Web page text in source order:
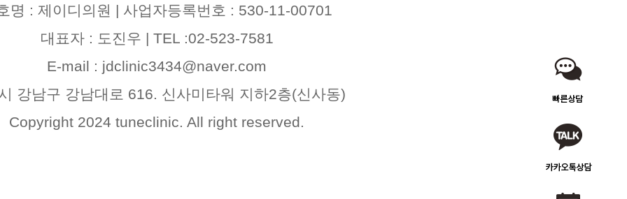
명 : 제이디의원 | 사업자등록번호 : 530-11-00701
대표자 : 도진우 | TEL :02-523-7581
E-mail : jdclinic3434@naver.com
강남구 강남대로 616. 신사미타워 지하2층(신사동)
Copyright 2024 tuneclinic. All right reserved.